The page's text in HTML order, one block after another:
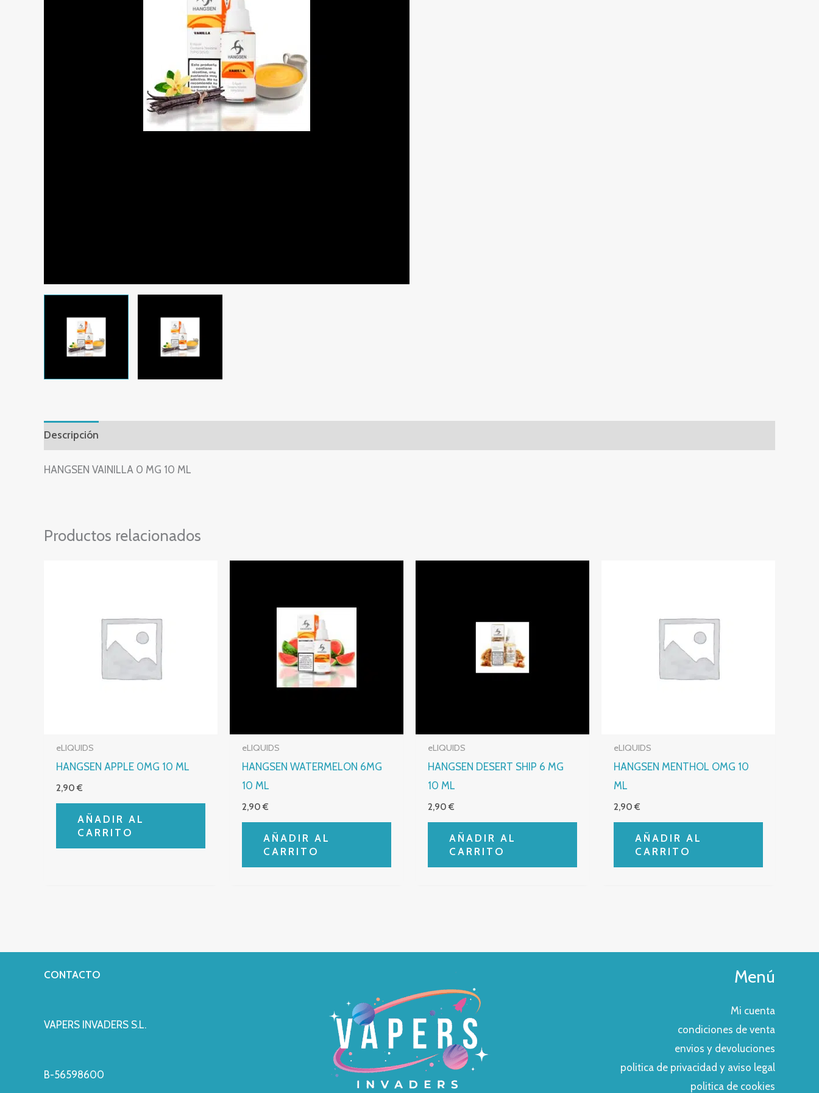
Descripción
HANGSEN VAINILLA 0 MG 10 ML
Productos relacionados
eLIQUIDS
HANGSEN APPLE 0MG 10 ML
2,90€
AÑADIR AL
CARRITO
eLIQUIDS
HANGSEN WATERMELON 6MG
10 ML
2,90€
AÑADIR AL
CARRITO
eLIQUIDS
HANGSEN DESERT SHIP 6 MG
10 ML
2,90€
AÑADIR AL
CARRITO
eLIQUIDS
HANGSEN MENTHOL OMG 10
ML
2,90€
AÑADIR AL
CARRITO
CONTACTO
VAPERS INVADERS S.L.
B-56598600
Menú
Mi cuenta
condiciones de venta
envios y devoluciones
politica de privacidad y aviso legal
politica de cookies